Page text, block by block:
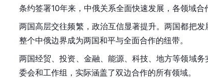
条约签署10年来，中俄关系全面快速发展，各领域合
两国高层交往频繁，政治互信显著提升。两国都把
整个中俄边界成为两国和平与全面合作的纽带。
两国经贸、投资、金融、能源、科技、地方等领域
委会和工作组，实际涵盖了双边合作的所有领域。